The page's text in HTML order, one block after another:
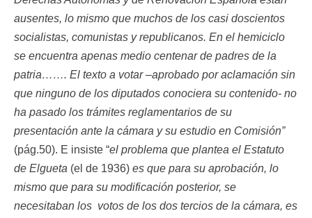
ausentes, lo mismo que muchos de los casi doscientos
socialistas, comunistas y republicanos. En el hemiciclo
se encuentra apenas medio centenar de padres de la
patria……. El texto a votar –aprobado por aclamación sin
que ninguno de los diputados conociera su contenido- no
ha pasado los trámites reglamentarios de su
presentación ante la cámara y su estudio en Comisión”
(pág.50). E insiste “el problema que plantea el Estatuto
de Elgueta (el de 1936) es que para su aprobación, lo
mismo que para su modificación posterior, se
necesitaban los votos de los dos tercios de la cámara, es